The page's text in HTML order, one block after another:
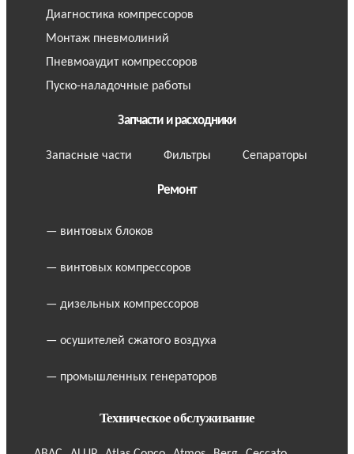
Диагностика компрессоров
Монтаж пневмолиний
Пневмоаудит компрессоров
Пуско-наладочные работы
Запчасти и расходники
Запасные части Фильтры Сепараторы
Ремонт
— винтовых блоков
— винтовых компрессоров
— дизельных компрессоров
— осушителей сжатого воздуха
— промышленных генераторов
Техническое обслуживание